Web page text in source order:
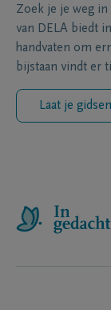
Zoek je je weg
van DELA biedt
handvaten om
bijstaan vindt er
Laat je